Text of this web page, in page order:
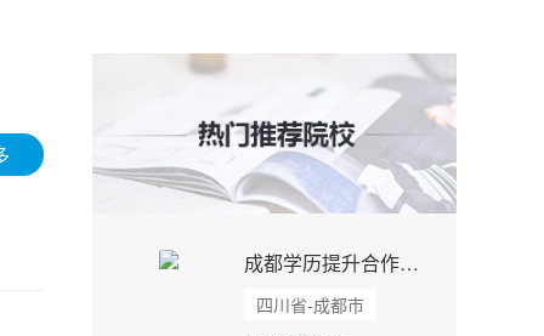
成都学历提升合作院校丨四川大学-自考成考 - 15902813070
四川省-成都市